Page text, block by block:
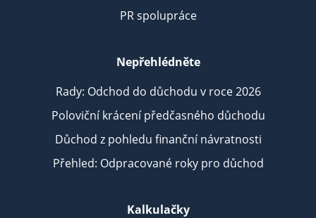
PR spolupráce
Nepřehlédněte
Rady: Odchod do důchodu v roce 2026
Poloviční krácení předčasného důchodu
Důchod z pohledu finanční návratnosti
Přehled: Odpracované roky pro důchod
Kalkulačky